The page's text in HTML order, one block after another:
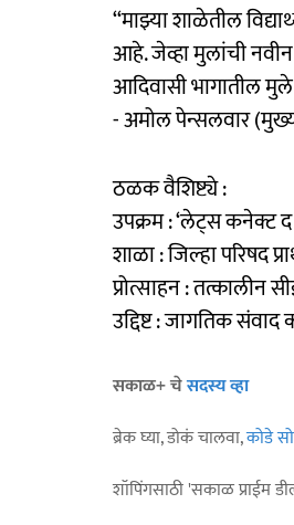
‘‘माझ्या शाळेतील
आहे. जेव्हा मुलांची
आदिवासी भागातील
- अमोल पेन्सलवार
ठळक वैशिष्ट्ये :
उपक्रम : ‘लेट्स कनेक्ट द
शाळा : जिल्हा परिषद
प्रोत्साहन : तत्कालीन
उद्दिष्ट : जागतिक
सकाळ+ चेसदस्य व्हा
ब्रेक घ्या, डोकं चालवा,कोडे
शॉपिंगसाठी 'सकाळ प्राईम